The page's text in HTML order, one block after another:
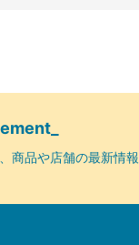
商品や店舗の最新情報